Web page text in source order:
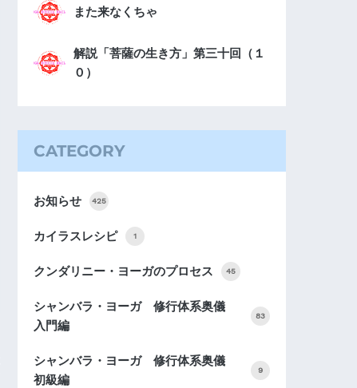
また来なくちゃ
解説「菩薩の生き方」第三十回（１
０）
CATEGORY
お知らせ 425
カイラスレシピ 1
クンダリニー・ヨーガのプロセス 45
シャンバラ・ヨーガ 修行体系奥儀
入門編
83
シャンバラ・ヨーガ 修行体系奥儀
初級編
9